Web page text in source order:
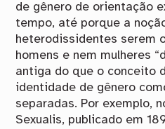
de gênero de orientação
tempo, até porque a
heterodissidentes serem
homens e nem mulheres
antiga do que o conceito
identidade de gênero
separadas. Por exemplo,
Sexualis, publicado em